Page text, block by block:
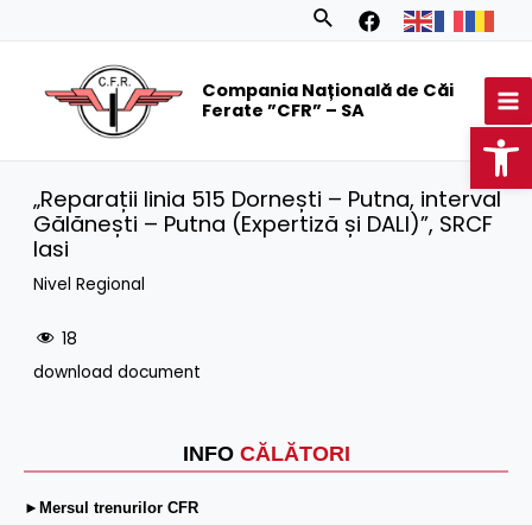
Search
Compania Națională de Căi
Ferate ”CFR” – SA
INFO CĂLĂTORI
►Mersul trenurilor CFR
„Reparații linia 515 Dornești – Putna, interval
Gălănești – Putna (Expertiză și DALI)”, SRCF
Iasi
Nivel Regional
18
download document